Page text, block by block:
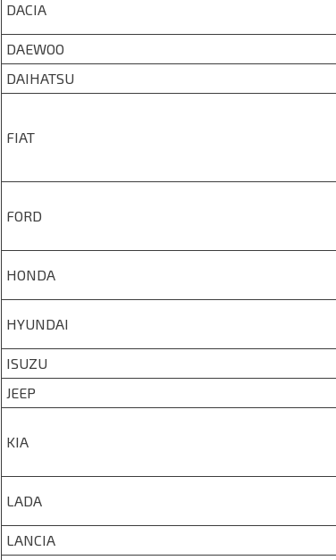
DACIA
DAEWOO
DAIHATSU
FIAT
FORD
HONDA
HYUNDAI
ISUZU
JEEP
KIA
LADA
LANCIA